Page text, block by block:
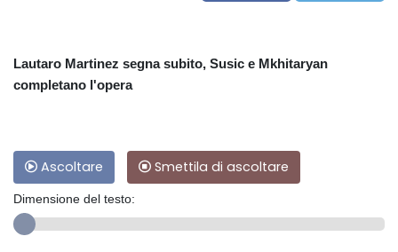
Lautaro Martinez segna subito, Susic e Mkhitaryan
completano l'opera
Ascoltare Smettila di ascoltare
Dimensione del testo: